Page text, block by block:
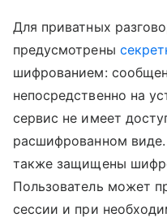
Для приватных
предусмотрены
шифрованием:
непосредственно на
сервис не имеет
расшифрованном
также защищены
Пользователь может
сессии и при